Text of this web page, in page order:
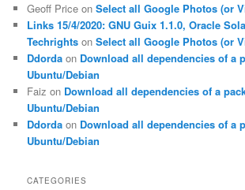
Geoff Price onSelect all Google Photos (or
Links 15/4/2020: GNU Guix 1.1.0, Oracle
Techrights onSelect all Google Photos (or
Ddorda on Download all dependencies of a
Ubuntu/Debian
Faiz on Download all dependencies of a
Ubuntu/Debian
Ddorda on Download all dependencies of a
Ubuntu/Debian
CATEGORIES